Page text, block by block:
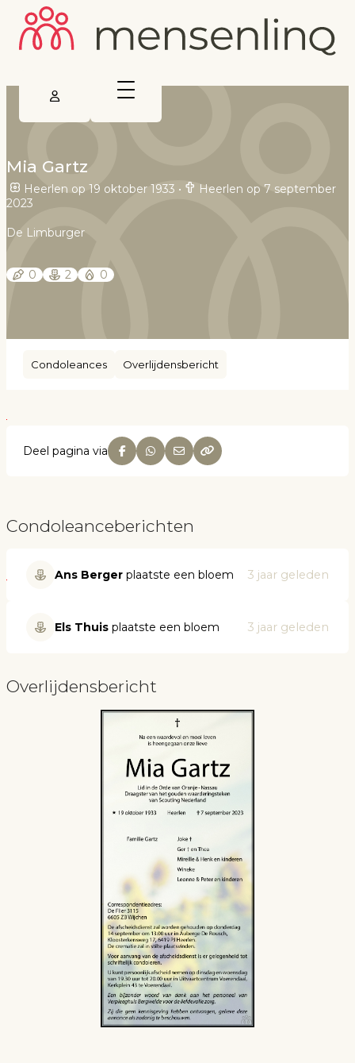
Mia Gartz
Heerlen op 19 oktober 1933 •
Heerlen op 7 september
2023
De Limburger
0 2 0
Condoleances Overlijdensbericht
Deel pagina via
Condoleanceberichten
Ans Berger plaatste een bloem 3 jaar geleden
Els Thuis plaatste een bloem 3 jaar geleden
Overlijdensbericht